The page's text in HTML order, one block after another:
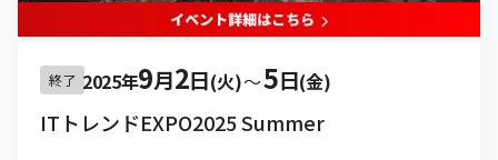
終了 2025年9月2日(火)〜5日(金)
ITトレンドEXPO2025 Summer